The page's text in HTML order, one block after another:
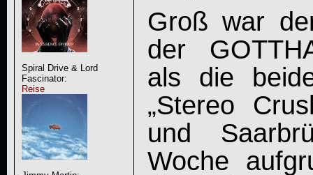
Spiral Drive & Lord
Fascinator:
Reise
Groß war
der
als die
„Stereo
und
Woche